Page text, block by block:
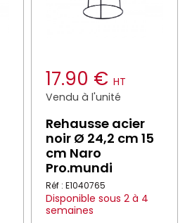
17.90 € HT
Vendu à l'unité
Rehausse acier
noir Ø 24,2 cm 15
cm Naro
Pro.mundi
Réf : E1040765
Disponible sous 2 à 4
semaines